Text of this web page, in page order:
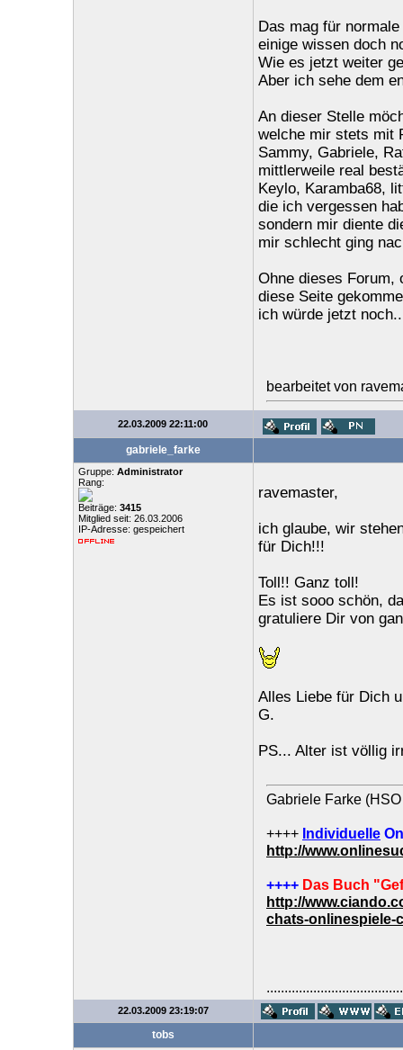
Das mag für
einige wissen doch
Wie es jetzt weiter
Aber ich sehe dem
An dieser Stelle
welche mir stets mit
Sammy, Gabriele,
mittlerweile real
Keylo, Karamba68,
die ich vergessen
sondern mir diente
mir schlecht ging
Ohne dieses Forum,
diese Seite
ich würde jetzt
bearbeitet von
22.03.2009 22:11:00
gabriele_farke
Gruppe: Administrator
Rang:
Beiträge: 3415
Mitglied seit: 26.03.2006
IP-Adresse: gespeichert
ravemaster,
ich glaube, wir
für Dich!!!
Toll!! Ganz toll!
Es ist sooo schön,
gratuliere Dir von
Alles Liebe für Dich
G.
PS... Alter ist völlig
Gabriele Farke (HSO
++++ Individuelle
http://
++++ Das Buch
http://
chats-onlinespiele-
22.03.2009 23:19:07
tobs